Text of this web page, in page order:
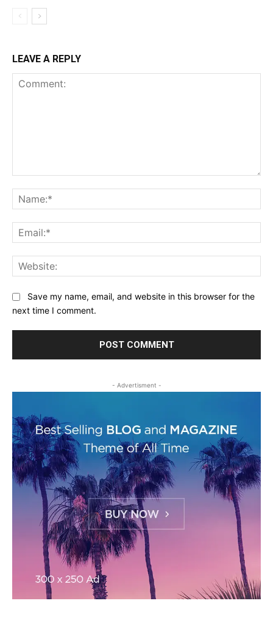
LEAVE A REPLY
Save my name, email, and website in this browser for the
next time I comment.
- Advertisment -